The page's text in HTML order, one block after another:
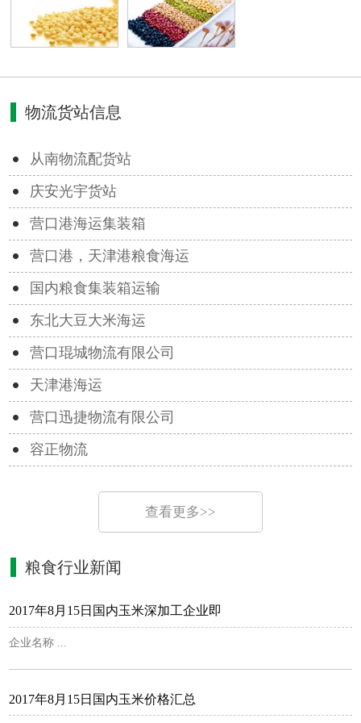
物流货站信息
从南物流配货站
庆安光宇货站
营口港海运集装箱
营口港，天津港粮食海运
国内粮食集装箱运输
东北大豆大米海运
营口琨城物流有限公司
天津港海运
营口迅捷物流有限公司
容正物流
查看更多>>
粮食行业新闻
2017年8月15日国内玉米深加工企业即
企业名称 ...
2017年8月15日国内玉米价格汇总